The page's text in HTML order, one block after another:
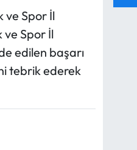
ve Spor İl
ve Spor İl
edilen başarı
tebrik ederek